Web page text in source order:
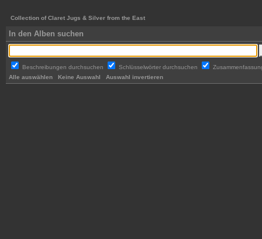
Collection of Claret Jugs & Silver from the East
In den Alben suchen
Beschreibungen durchsuchen Schlüsselwörter durchsuchen
Alle auswählen
Keine Auswahl Auswahl invertieren